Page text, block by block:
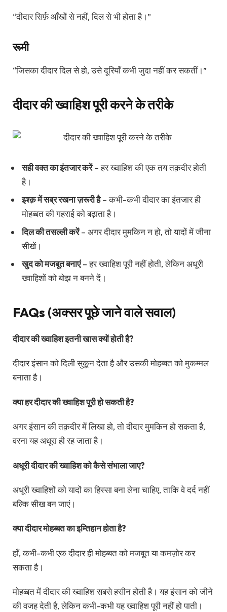
“दीदार सिर्फ़ आँखों से नहीं, दिल से भी होता है।”
रूमी
“जिसका दीदार दिल से हो, उसे दूरियाँ कभी जुदा नहीं कर सकतीं।”
दीदार की ख्वाहिश पूरी करने के तरीके
सही वक्त का इंतजार करें– हर ख्वाहिश की एक तय तक़दीर होती
है।
इश्क़ में सब्र रखना ज़रूरी है– कभी-कभी दीदार का इंतजार ही
मोहब्बत की गहराई को बढ़ाता है।
दिल की तसल्ली करें– अगर दीदार मुमकिन न हो, तो यादों में जीना
सीखें।
खुद को मजबूत बनाएं– हर ख्वाहिश पूरी नहीं होती, लेकिन अधूरी
ख्वाहिशों को बोझ न बनने दें।
FAQs (अक्सर पूछे जाने वाले सवाल)
दीदार की ख्वाहिश इतनी खास क्यों होती है?
दीदार इंसान को दिली सुकून देता है और उसकी मोहब्बत को मुकम्मल
बनाता है।
क्या हर दीदार की ख्वाहिश पूरी हो सकती है?
अगर इंसान की तक़दीर में लिखा हो, तो दीदार मुमकिन हो सकता है,
वरना यह अधूरा ही रह जाता है।
अधूरी दीदार की ख्वाहिश को कैसे संभाला जाए?
अधूरी ख्वाहिशों को यादों का हिस्सा बना लेना चाहिए, ताकि वे दर्द नहीं
बल्कि सीख बन जाएं।
क्या दीदार मोहब्बत का इम्तिहान होता है?
हाँ, कभी-कभी एक दीदार ही मोहब्बत को मजबूत या कमज़ोर कर
सकता है।
मोहब्बत में दीदार की ख्वाहिश सबसे हसीन होती है। यह इंसान को जीने
की वजह देती है, लेकिन कभी-कभी यह ख्वाहिश पूरी नहीं हो पाती।